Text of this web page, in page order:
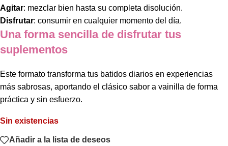
Agitar: mezclar bien hasta su completa disolución.
Disfrutar: consumir en cualquier momento del día.
Una forma sencilla de disfrutar tus
suplementos
Este formato transforma tus batidos diarios en experiencias
más sabrosas, aportando el clásico sabor a vainilla de forma
práctica y sin esfuerzo.
Sin existencias
Añadir a la lista de deseos